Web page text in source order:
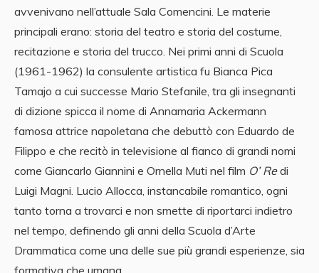
avvenivano nell’attuale Sala Comencini. Le materie
principali erano: storia del teatro e storia del costume,
recitazione e storia del trucco. Nei primi anni di Scuola
(1961-1962) la consulente artistica fu Bianca Pica
Tamajo a cui successe Mario Stefanile, tra gli insegnanti
di dizione spicca il nome di Annamaria Ackermann
famosa attrice napoletana che debuttò con Eduardo de
Filippo e che recitò in televisione al fianco di grandi nomi
come Giancarlo Giannini e Ornella Muti nel film O’ Redi
Luigi Magni. Lucio Allocca, instancabile romantico, ogni
tanto torna a trovarci e non smette di riportarci indietro
nel tempo, definendo gli anni della Scuola d’Arte
Drammatica come una delle sue più grandi esperienze, sia